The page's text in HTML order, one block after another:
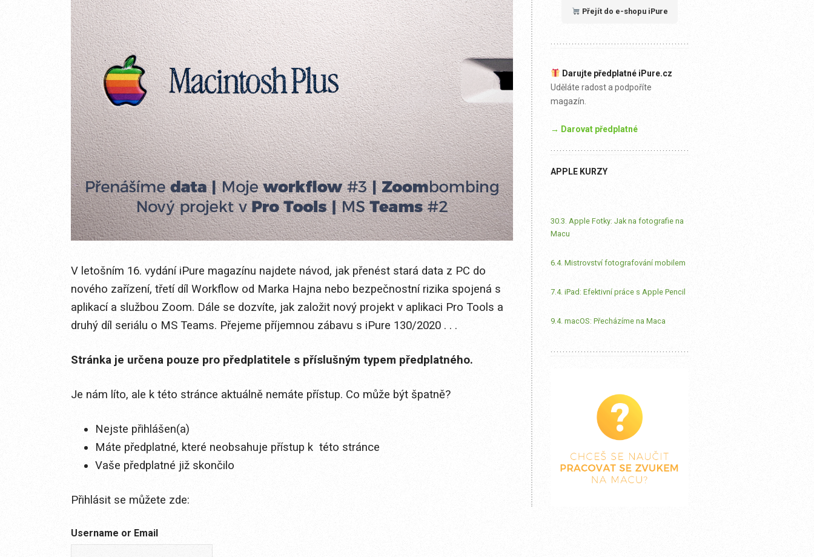
V letošním 16. vydání iPure magazínu najdete návod, jak přenést stará data z PC do
nového zařízení, třetí díl Workflow od Marka Hajna nebo bezpečnostní rizika spojená s
aplikací a službou Zoom. Dále se dozvíte, jak založit nový projekt v aplikaci Pro Tools a
druhý díl seriálu o MS Teams. Přejeme příjemnou zábavu s iPure 130/2020 . . .
Stránka je určena pouze pro předplatitele s příslušným typem předplatného.
Je nám líto, ale k této stránce aktuálně nemáte přístup. Co může být špatně?
Nejste přihlášen(a)
Máte předplatné, které neobsahuje přístup k této stránce
Vaše předplatné již skončilo
Přihlásit se můžete zde:
Username or Email
Přejít do e-shopu iPure
Darujte předplatné iPure.cz
Uděláte radost a podpoříte
magazín.
→ Darovat předplatné
APPLE KURZY
30.3. Apple Fotky: Jak na fotografie na
Macu
6.4. Mistrovství fotografování mobilem
7.4. iPad: Efektivní práce s Apple Pencil
9.4. macOS: Přecházíme na Maca